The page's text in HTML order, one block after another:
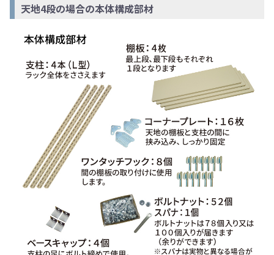
天地4段の場合の本体構成部材